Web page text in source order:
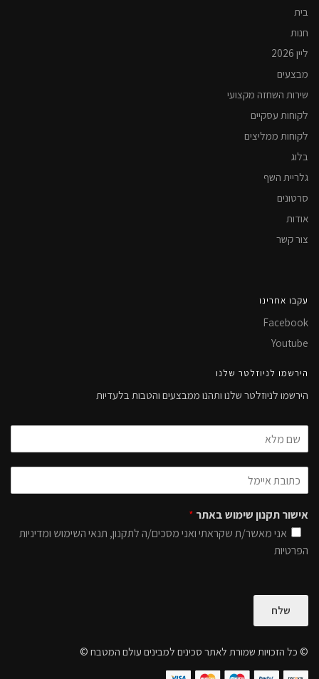
בית
חנות
ליין 2026
מבצעים
שירות השחזה מקצועי
לקוחות עסקיים
לקוחות ממליצים
בלוג
גלריית השף
סרטונים
אודות
צור קשר
עקבו אחרינו
Facebook
Youtube
הירשמו לניוזלטר שלנו
הירשמו לניוזלטר שלנו ותהנו ממבצעים והטבות בלעדיות
אישור תקנון שימוש באתר *
אני מאשר/ת שקראתי ואני מסכים/ה לתקנון, תנאי השימוש ומדיניות
הפרטיות
שלח
© כל הזכויות שמורת לאתר סכינים למבינים עולם המטבח ©